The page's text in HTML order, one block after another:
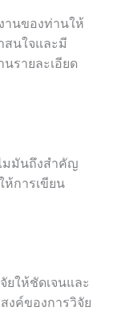
านของท่านให้
สนใจและมี
รายละเอียด
มมันถึงสำคัญ
ห้การเขียน
ยให้ชัดเจนและ
งค์ของการวิจัย